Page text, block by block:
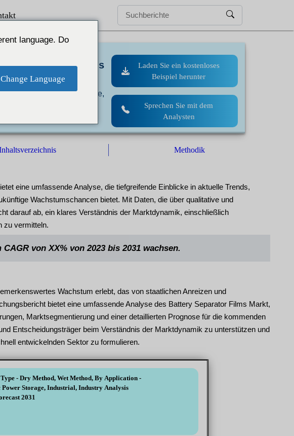
von XX % bis
Typ - Trockenmethode,
Industrial
Laden Sie ein kostenloses
Beispiel herunter
Sprechen Sie mit dem
Analysten
Methodik
eine umfassende Analyse, die tiefgreifende Einblicke in aktuelle Trends,
Wachstumschancen bietet. Mit Daten, die über qualitative und
darauf ab, ein klares Verständnis der Marktdynamik, einschließlich
zu vermitteln.
von XX% von 2023 bis 2031 wachsen.
Wachstum erlebt, das von staatlichen Anreizen und
bietet eine umfassende Analyse des Battery Separator Films Markt,
Marktsegmentierung und einer detaillierten Prognose für die kommenden
Entscheidungsträger beim Verständnis der Marktdynamik zu unterstützen und
entwickelnden Sektor zu formulieren.
language. Do
Change Language